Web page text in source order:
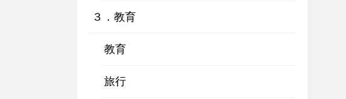
３．教育
教育
旅行